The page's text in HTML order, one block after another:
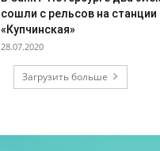
сошли с рельсов на станции
«Купчинская»
28.07.2020
Загрузить больше